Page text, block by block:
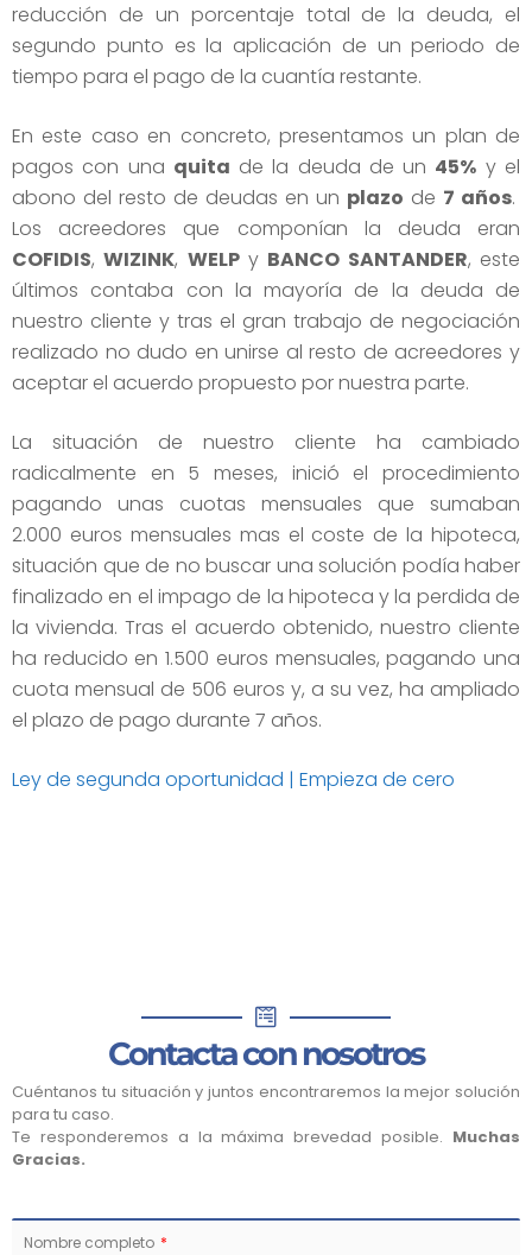
reducción de un porcentaje total de la deuda, el
segundo punto es la aplicación de un periodo de
tiempo para el pago de la cuantía restante.
En este caso en concreto, presentamos un plan de
pagos con una quita de la deuda de un 45% y el
abono del resto de deudas en un plazo de 7 años.
Los acreedores que componían la deuda eran
COFIDIS,WIZINK, WELPy BANCO SANTANDER, este
últimos contaba con la mayoría de la deuda de
nuestro cliente y tras el gran trabajo de negociación
realizado no dudo en unirse al resto de acreedores y
aceptar el acuerdo propuesto por nuestra parte.
La situación de nuestro cliente ha cambiado
radicalmente en 5 meses, inició el procedimiento
pagando unas cuotas mensuales que sumaban
2.000 euros mensuales mas el coste de la hipoteca,
situación que de no buscar una solución podía haber
finalizado en el impago de la hipoteca y la perdida de
la vivienda. Tras el acuerdo obtenido, nuestro cliente
ha reducido en 1.500 euros mensuales, pagando una
cuota mensual de 506 euros y, a su vez, ha ampliado
el plazo de pago durante 7 años.
Ley de segunda oportunidad | Empieza de cero
Contacta con nosotros
Cuéntanos tu situación y juntos encontraremos la mejor solución
para tu caso.
Te responderemos a la máxima brevedad posible. Muchas
Gracias.
Nombre completo